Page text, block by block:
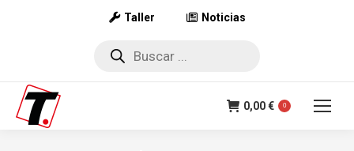
Taller Noticias
Búsqueda
0,00€ 0